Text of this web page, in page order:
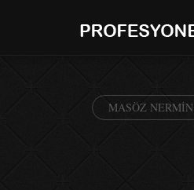
MASÖZ NERMIN